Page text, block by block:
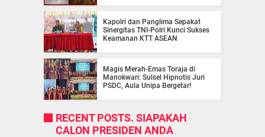
Kapolri dan Panglima Sepakat
Sinergitas TNI-Polri Kunci Sukses
Keamanan KTT ASEAN
Magis Merah-Emas Toraja di
Manokwari: Sulsel Hipnotis Juri
PSDC, Aula Unipa Bergetar!
RECENT POSTS. SIAPAKAH
CALON PRESIDEN ANDA